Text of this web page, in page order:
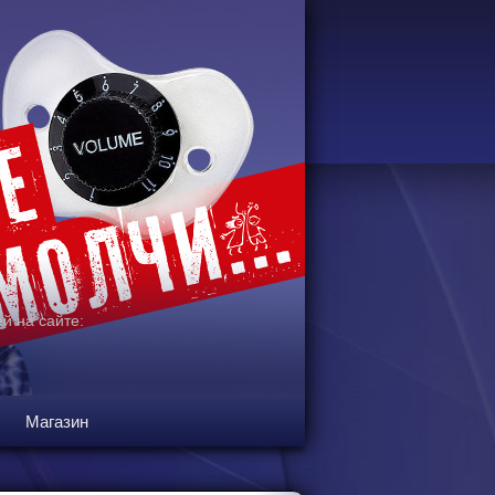
на сайте:
Магазин